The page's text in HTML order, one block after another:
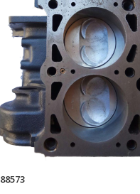
88573